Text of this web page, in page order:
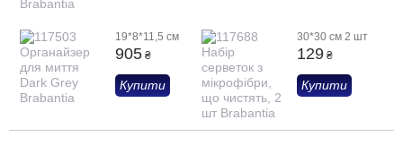
19*8*11,5 см
905 ₴
Купити
30*30 см 2 шт
129 ₴
Купити